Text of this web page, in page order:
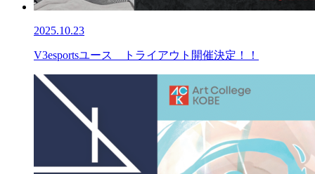
2025.10.23
V3esportsユース トライアウト開催決定！！